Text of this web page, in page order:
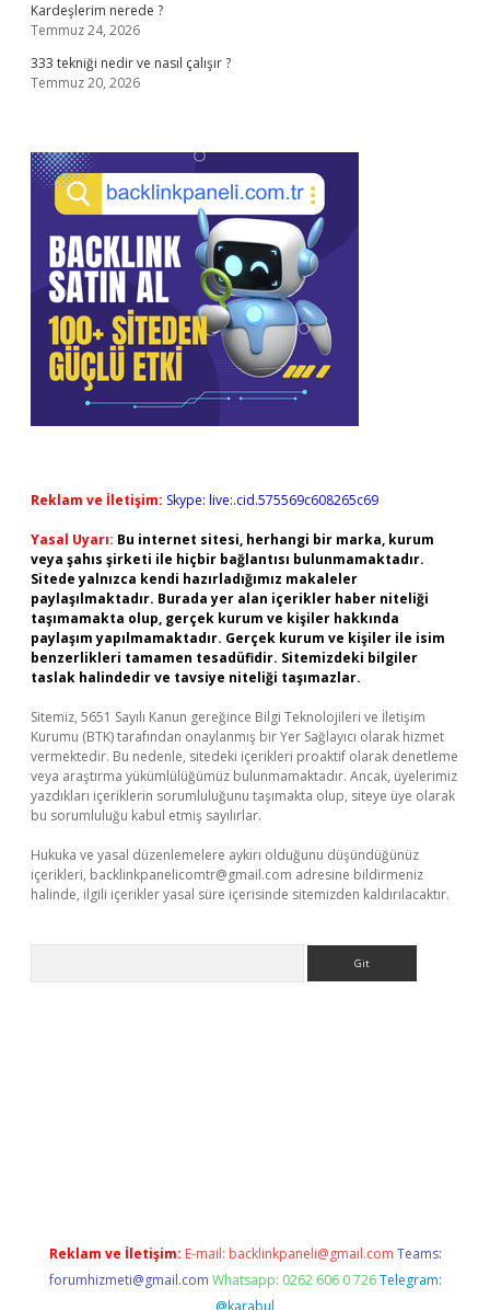
Kardeşlerim nerede ?
Temmuz 24, 2026
333 tekniği nedir ve nasıl çalışır ?
Temmuz 20, 2026
Reklam ve İletişim: Skype: live:.cid.575569c608265c69
Yasal Uyarı: Bu internet sitesi, herhangi bir marka, kurum
veya şahıs şirketi ile hiçbir bağlantısı bulunmamaktadır.
Sitede yalnızca kendi hazırladığımız makaleler
paylaşılmaktadır. Burada yer alan içerikler haber niteliği
taşımamakta olup, gerçek kurum ve kişiler hakkında
paylaşım yapılmamaktadır. Gerçek kurum ve kişiler ile isim
benzerlikleri tamamen tesadüfidir. Sitemizdeki bilgiler
taslak halindedir ve tavsiye niteliği taşımazlar.
Sitemiz, 5651 Sayılı Kanun gereğince Bilgi Teknolojileri ve İletişim
Kurumu (BTK) tarafından onaylanmış bir Yer Sağlayıcı olarak hizmet
vermektedir. Bu nedenle, sitedeki içerikleri proaktif olarak denetleme
veya araştırma yükümlülüğümüz bulunmamaktadır. Ancak, üyelerimiz
yazdıkları içeriklerin sorumluluğunu taşımakta olup, siteye üye olarak
bu sorumluluğu kabul etmiş sayılırlar.
Hukuka ve yasal düzenlemelere aykırı olduğunu düşündüğünüz
içerikleri, backlinkpanelicomtr@gmail.com adresine bildirmeniz
halinde, ilgili içerikler yasal süre içerisinde sitemizden kaldırılacaktır.
Reklam ve İletişim: E-mail: backlinkpaneli@gmail.com Teams:
forumhizmeti@gmail.com Whatsapp: 0262 606 0 726 Telegram:
@karabul